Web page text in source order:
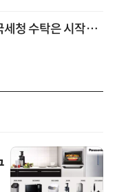
세청 수탁은 시작…